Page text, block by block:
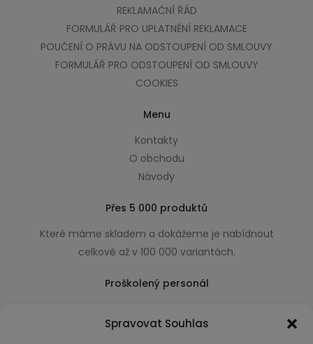
Spravovat Souhlas
REKLAMAČNÍ ŘÁD
FORMULÁŘ PRO UPLATNĚNÍ REKLAMACE
POUČENÍ O PRÁVU NA ODSTOUPENÍ OD SMLOUVY
FORMULÁŘ PRO ODSTOUPENÍ OD SMLOUVY
COOKIES
Menu
Kontakty
O obchodu
Návody
Přes 5 000 produktů
Které máme skladem a dokážeme je nabídnout
celkově až v 100 000 variantách.
Proškolený personál
usnadňující nákup.